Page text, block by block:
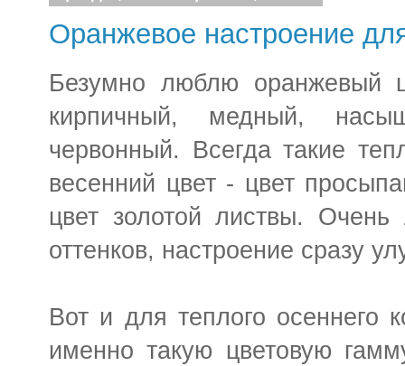
Оранжевое настроение
Безумно люблю оранжевый
кирпичный, медный,
червонный. Всегда такие
весенний цвет - цвет
цвет золотой листвы.
оттенков, настроение сразу
Вот и для теплого осеннего
именно такую цветовую